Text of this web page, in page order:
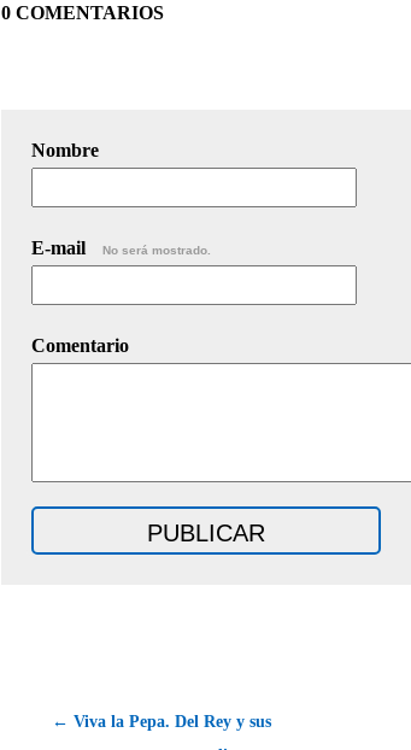
0 COMENTARIOS
Nombre
E-mail No será mostrado.
Comentario
← Viva la Pepa. Del Rey y sus